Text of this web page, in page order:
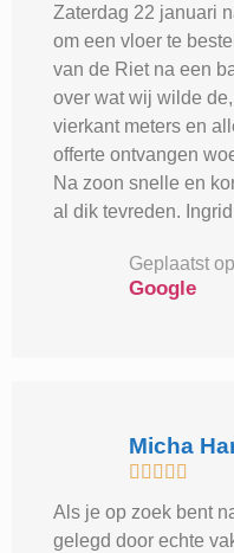
Zaterdag 22 januari
om een vloer te
van de Riet na een
over wat wij wilde
vierkant meters en
offerte ontvangen
Na zoon snelle en
al dik tevreden.
Geplaatst
Google
Micha
    
Als je op zoek bent
gelegd door echte